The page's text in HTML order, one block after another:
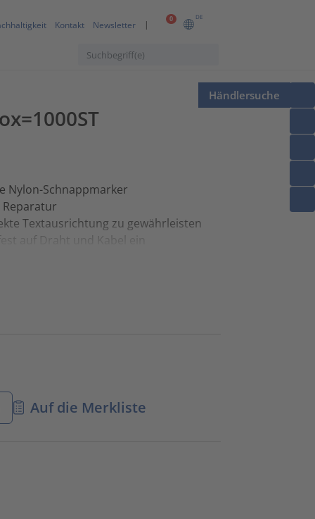
0 DE
Kontakt Newsletter
Händlersuche
Nylon-Schnappmarker
Textausrichtung zu gewährleisten
auf Draht und Kabel ein
Auf die Merkliste